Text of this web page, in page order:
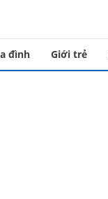
đình Giới trẻ